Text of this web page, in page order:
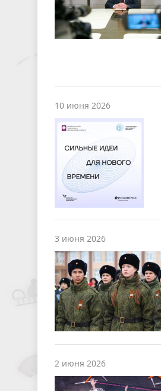
10 июня 2026
3 июня 2026
2 июня 2026